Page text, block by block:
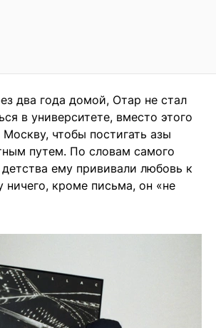
два года домой, Отар не стал
в университете, вместо этого
чтобы постигать азы
путем. По словам самого
ему прививали любовь к
ничего, кроме письма, он «не